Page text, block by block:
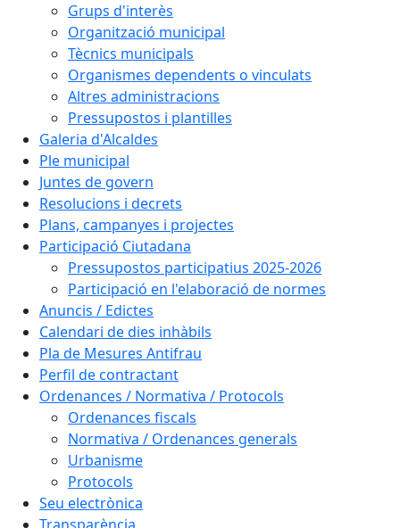
Grups d'interès
Organització municipal
Tècnics municipals
Organismes dependents o vinculats
Altres administracions
Pressupostos i plantilles
Galeria d'Alcaldes
Ple municipal
Juntes de govern
Resolucions i decrets
Plans, campanyes i projectes
Participació Ciutadana
Pressupostos participatius 2025-2026
Participació en l'elaboració de normes
Anuncis / Edictes
Calendari de dies inhàbils
Pla de Mesures Antifrau
Perfil de contractant
Ordenances / Normativa / Protocols
Ordenances fiscals
Normativa / Ordenances generals
Urbanisme
Protocols
Seu electrònica